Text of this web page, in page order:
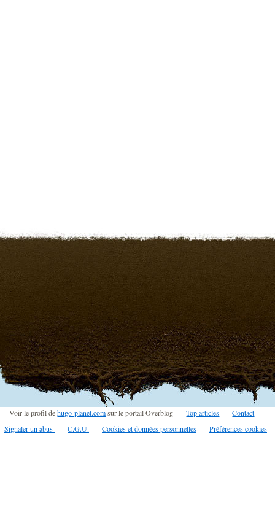
Voir le profil dehugo-planet.comsur le portail Overblog Top articles
Contact
Signaler un abus
C.G.U. Cookies et données personnelles Préférences cookies